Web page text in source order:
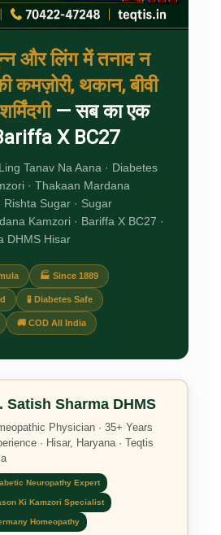
और लिंग में तनाव न
थकान, बीवी
— सब का एक
X BC27
Tanav Na Aana · Diabetes
· Thakaan Mardana
Rishta Sugar · Sugar
Kamzori · Bariffa X BC27 ·
DHMS Hisar
🏭 Since 1889
🧪 Diabetes Safe
🚚 COD All India
Satish Sharma DHMS
Physician · 35+ Years
· Hisar, Haryana · Teqtis
Neuropathy Expert
Ki Kamzori Specialist
Homeopathy